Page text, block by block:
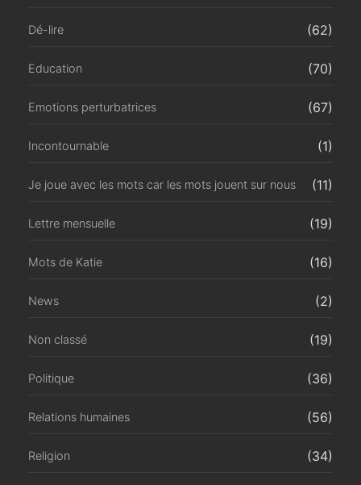
Dé-lire (62)
Education (70)
Emotions perturbatrices (67)
Incontournable (1)
Je joue avec les mots car les mots jouent sur nous (11)
Lettre mensuelle (19)
Mots de Katie (16)
News (2)
Non classé (19)
Politique (36)
Relations humaines (56)
Religion (34)